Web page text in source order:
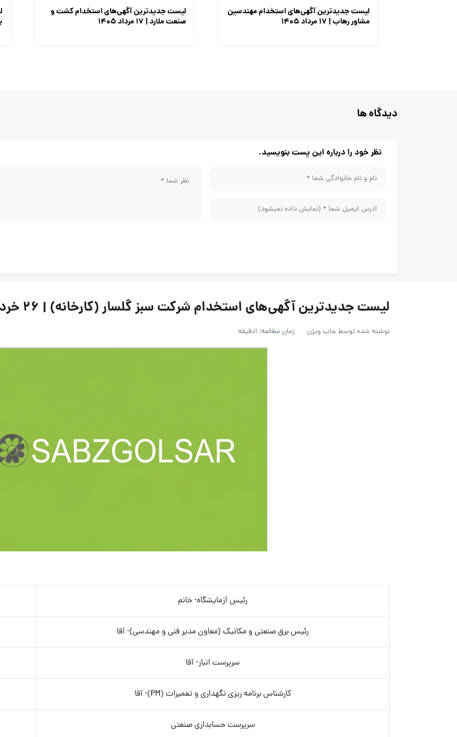
لیست جدیدترین آگهی‌های استخدام مهندسین
مشاور رهاب | ۱۷ مرداد ۱۴۰۵
لیست جدیدترین آگهی‌های استخدام کشت و
صنعت ملارد | ۱۷ مرداد ۱۴۰۵
دیدگاه ها
نظر خود را درباره این پست بنویسید.
لیست جدیدترین آگهی‌های استخدام شرکت سبز گلسار (کارخانه) | ۲۶ خرداد ۱۴۰۵
نوشته شده توسطجاب ویژن زمان مطالعه: 1دقیقه
رئیس آزمایشگاه- خانم
رئیس برق صنعتی و مکانیک (معاون مدیر فنی و مهندسی)- آقا
سرپرست انبار- آقا
کارشناس برنامه ریزی نگهداری و تعمیرات (PM)- آقا
سرپرست حسابداری صنعتی